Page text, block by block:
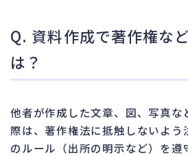
Q. 資料作成で著作権な
は？
他者が作成した文章、図、写真な
際は、著作権法に抵触しないよう
のルール（出所の明示など）を遵